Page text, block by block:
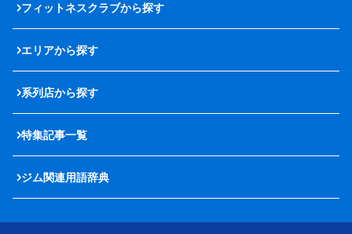
フィットネスクラブから探す
エリアから探す
系列店から探す
特集記事一覧
ジム関連用語辞典